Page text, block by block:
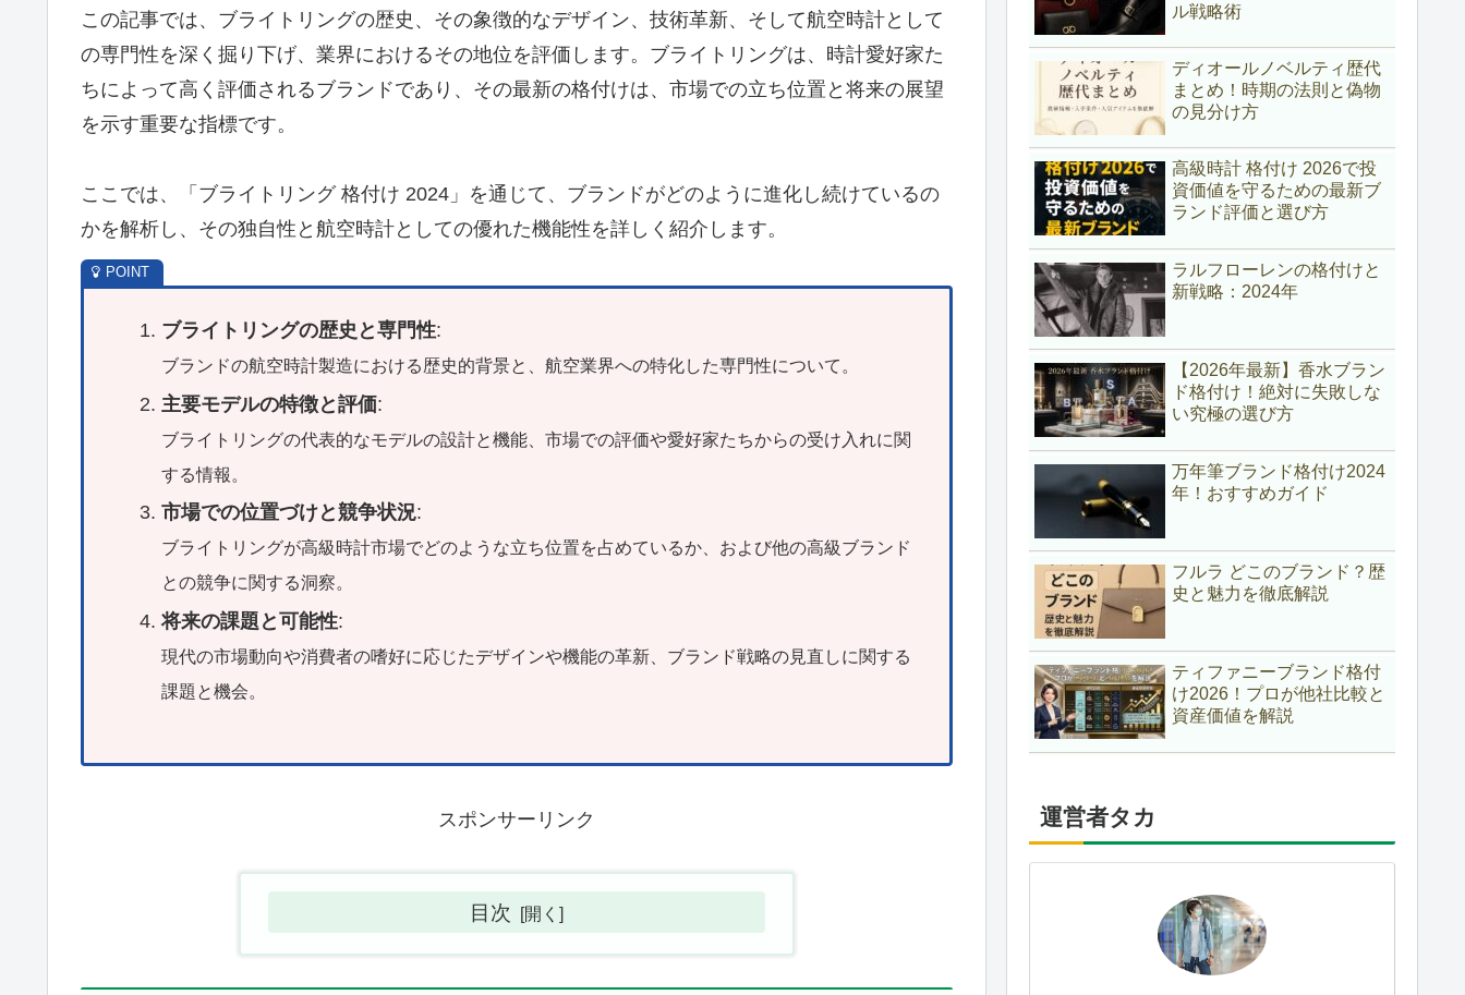
この記事では、ブライトリングの歴史、その象徴的なデザイン、技術革新、そして航空時計として
の専門性を深く掘り下げ、業界におけるその地位を評価します。ブライトリングは、時計愛好家た
ちによって高く評価されるブランドであり、その最新の格付けは、市場での立ち位置と将来の展望
を示す重要な指標です。
ここでは、「ブライトリング 格付け 2024」を通じて、ブランドがどのように進化し続けているの
かを解析し、その独自性と航空時計としての優れた機能性を詳しく紹介します。
ブライトリングの歴史と専門性:
ブランドの航空時計製造における歴史的背景と、航空業界への特化した専門性について。
主要モデルの特徴と評価:
ブライトリングの代表的なモデルの設計と機能、市場での評価や愛好家たちからの受け入れに関
する情報。
市場での位置づけと競争状況:
ブライトリングが高級時計市場でどのような立ち位置を占めているか、および他の高級ブランド
との競争に関する洞察。
将来の課題と可能性:
現代の市場動向や消費者の嗜好に応じたデザインや機能の革新、ブランド戦略の見直しに関する
課題と機会。
スポンサーリンク
目次
ル戦略術
ディオールノベルティ歴代
まとめ！時期の法則と偽物
の見分け方
高級時計 格付け 2026で投
資価値を守るための最新ブ
ランド評価と選び方
ラルフローレンの格付けと
新戦略：2024年
【2026年最新】香水ブラン
ド格付け！絶対に失敗しな
い究極の選び方
万年筆ブランド格付け2024
年！おすすめガイド
フルラ どこのブランド？歴
史と魅力を徹底解説
ティファニーブランド格付
け2026！プロが他社比較と
資産価値を解説
運営者タカ